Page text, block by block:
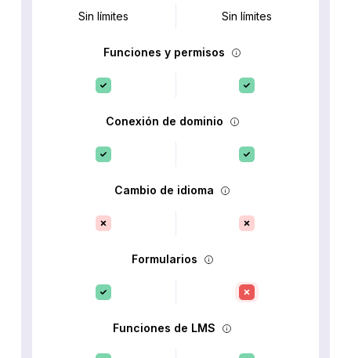
Sin límites Sin límites
Funciones y permisos
Conexión de dominio
Cambio de idioma
Formularios
Funciones de LMS